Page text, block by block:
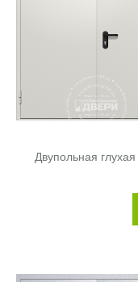
Двупольная